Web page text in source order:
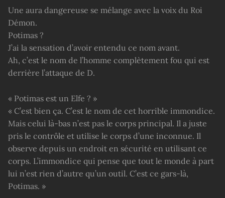
Une aura dangereuse se mélange avec la voix du Roi
Démon.
Potimas ?
J’ai la sensation d’avoir entendu ce nom avant.
Ah, c’est le nom de l’homme complètement fou qui est
derrière l’attaque de D.
« Potimas est un Elfe ? »
« C’est bien ça. C’est le nom de cet horrible immondice.
Mais celui là-bas n’est pas le corps principal. Il a juste
pris le contrôle et utilise le corps d’une inconnue. Il
observe depuis un endroit en sécurité en utilisant ce
corps. L’immondice qui pense que tout le monde à part
lui n’est rien d’autre qu’un outil. C’est ce gars-là,
Potimas. »